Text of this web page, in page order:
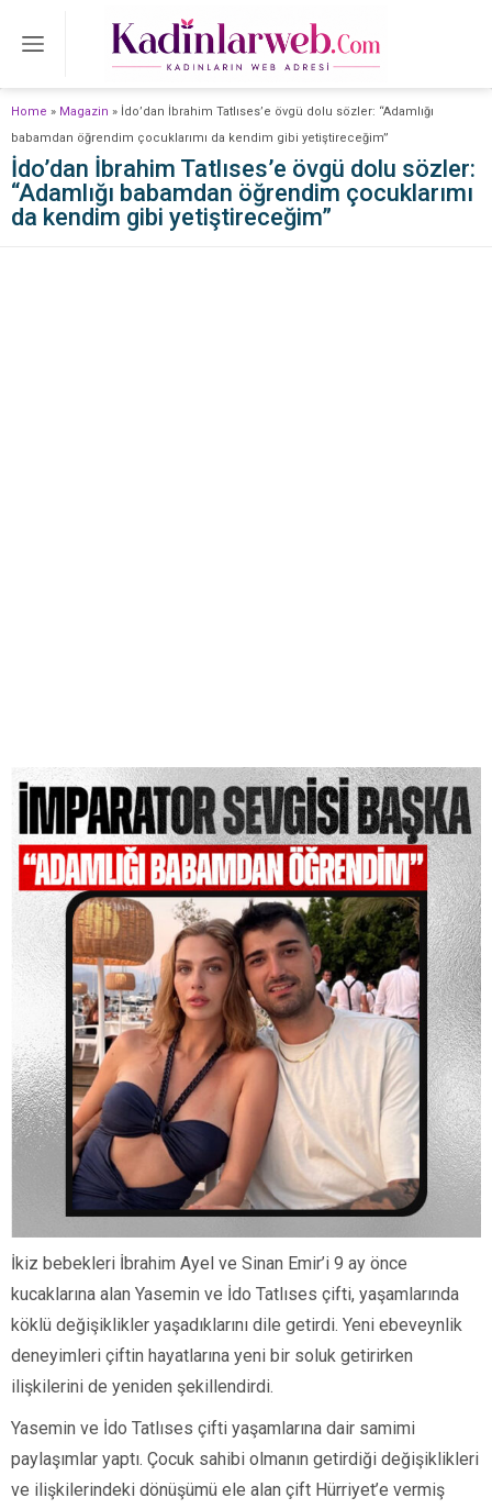
Home » Magazin » İdo’dan İbrahim Tatlıses’e övgü dolu sözler: “Adamlığı
babamdan öğrendim çocuklarımı da kendim gibi yetiştireceğim”
İdo’dan İbrahim Tatlıses’e övgü dolu sözler:
“Adamlığı babamdan öğrendim çocuklarımı
da kendim gibi yetiştireceğim”
İkiz bebekleri İbrahim Ayel ve Sinan Emir’i 9 ay önce
kucaklarına alan Yasemin ve İdo Tatlıses çifti, yaşamlarında
köklü değişiklikler yaşadıklarını dile getirdi. Yeni ebeveynlik
deneyimleri çiftin hayatlarına yeni bir soluk getirirken
ilişkilerini de yeniden şekillendirdi.
Yasemin ve İdo Tatlıses çifti yaşamlarına dair samimi
paylaşımlar yaptı. Çocuk sahibi olmanın getirdiği değişiklikleri
ve ilişkilerindeki dönüşümü ele alan çift Hürriyet’e vermiş